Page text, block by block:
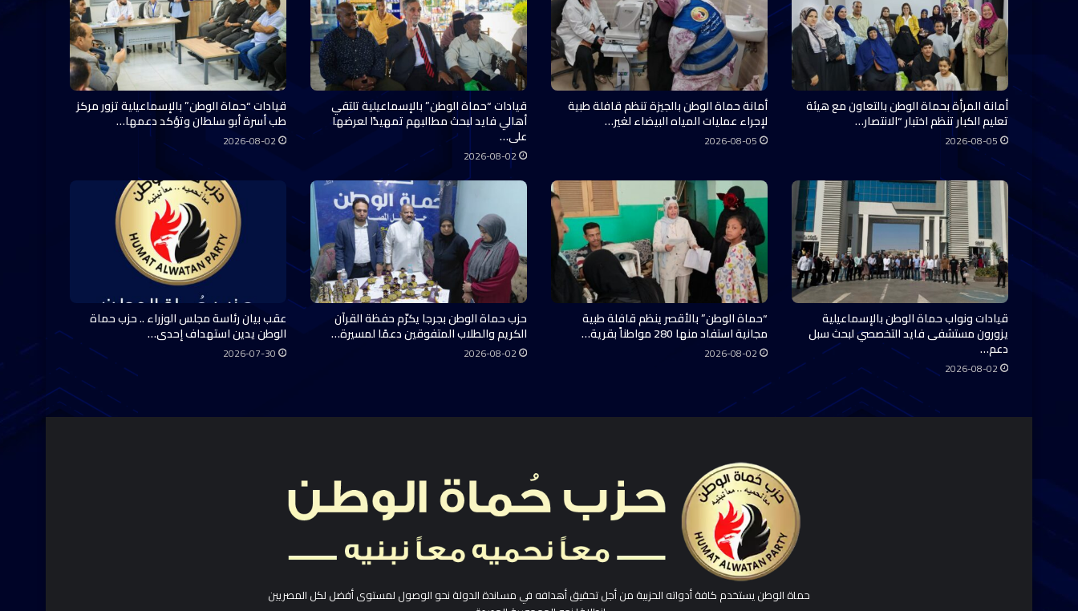
أمانة المرأة بحماة الوطن بالتعاون مع هيئة
تعليم الكبار تنظم اختبار “الانتصار…
2026-08-05
أمانة حماة الوطن بالجيزة تنظم قافلة طبية
لإجراء عمليات المياه البيضاء لغير…
2026-08-05
قيادات “حماة الوطن” بالإسماعيلية تلتقي
أهالي فايد لبحث مطالبهم تمهيدًا لعرضها
على…
2026-08-02
قيادات “حماة الوطن” بالإسماعيلية تزور مركز
طب أسرة أبو سلطان وتؤكد دعمها…
2026-08-02
قيادات ونواب حماة الوطن بالإسماعيلية
يزورون مستشفى فايد التخصصي لبحث سبل
دعم…
2026-08-02
“حماة الوطن” بالأقصر ينظم قافلة طبية
مجانية استفاد منها 280 مواطناً بقرية…
2026-08-02
حزب حماة الوطن بجرجا يكرّم حفظة القرآن
الكريم والطلاب المتفوقين دعمًا لمسيرة…
2026-08-02
عقب بيان رئاسة مجلس الوزراء .. حزب حماة
الوطن يدين استهداف إحدى…
2026-07-30
حماة الوطن يستخدم كافة أدواته الحزبية من أجل تحقيق أهدافه في مساندة الدولة نحو الوصول لمستوى أفضل لكل المصريين